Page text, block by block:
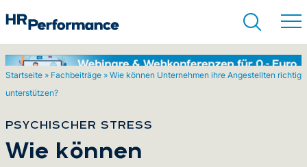
Startseite » Fachbeiträge » Wie können Unternehmen ihre Angestellten richtig
unterstützen?
PSYCHISCHER STRESS
:
Wie können